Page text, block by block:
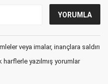
veya imalar, inançlara saldırı
yazılmış yorumlar